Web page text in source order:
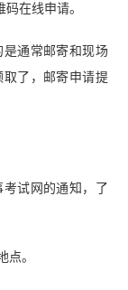
在线申请。
通常邮寄和现场
了，邮寄申请提
试网的通知，了
点。